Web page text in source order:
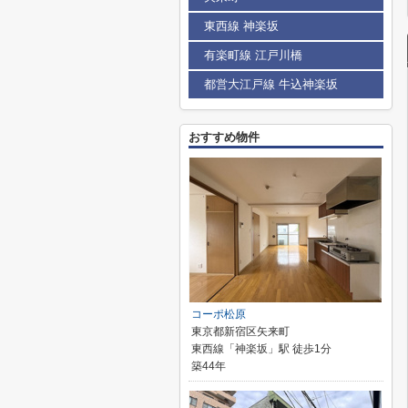
東西線 神楽坂
有楽町線 江戸川橋
都営大江戸線 牛込神楽坂
おすすめ物件
コーポ松原
東京都新宿区矢来町
東西線「神楽坂」駅 徒歩1分
築44年